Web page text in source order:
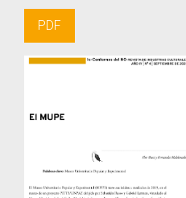
PDF